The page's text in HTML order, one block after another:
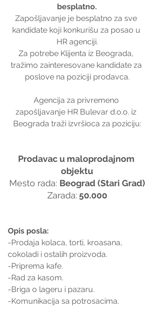
besplatno.
Zapošljavanje je besplatno za sve
kandidate koji konkurišu za posao u
HR agenciji.
Za potrebe Klijenta iz Beograda,
tražimo zainteresovane kandidate za
poslove na poziciji prodavca.
Agencija za privremeno
zapošljavanje HR Bulevar d.o.o. iz
Beograda traži izvršioca za poziciju:
Prodavac u maloprodajnom
objektu
Mesto rada: Beograd (Stari Grad)
Zarada: 50.000
Opis posla:
-Prodaja kolaca, torti, kroasana,
cokoladi i ostalih proizvoda.
-Priprema kafe.
-Rad za kasom.
-Briga o lageru i pazaru.
-Komunikacija sa potrosacima.